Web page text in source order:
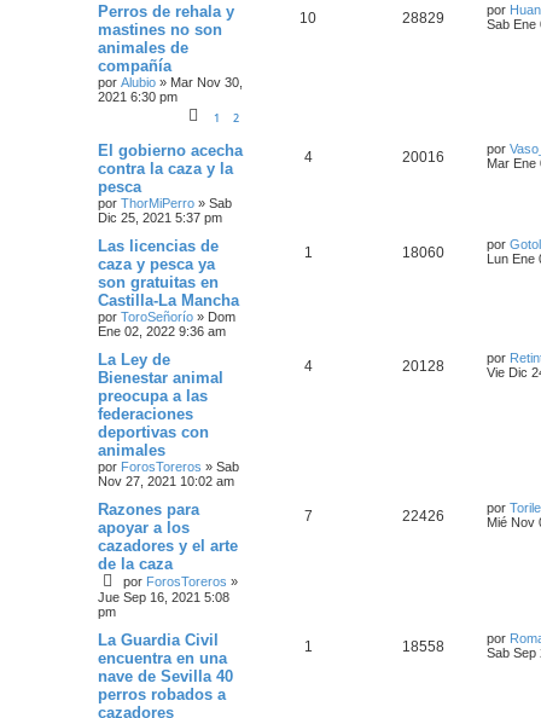
Perros de rehala y
mastines no son
animales de
compañía
por Alubio » Mar Nov 30,
2021 6:30 pm
1 2
10 28829 por
Sab Ene
El gobierno acecha
contra la caza y la
pesca
por ThorMiPerro » Sab
Dic 25, 2021 5:37 pm
4 20016 por
Mar Ene
Las licencias de
caza y pesca ya
son gratuitas en
Castilla-La Mancha
por ToroSeñorío » Dom
Ene 02, 2022 9:36 am
1 18060 por
Lun Ene
La Ley de
Bienestar animal
preocupa a las
federaciones
deportivas con
animales
por ForosToreros » Sab
Nov 27, 2021 10:02 am
4 20128 por
Vie Dic
Razones para
apoyar a los
cazadores y el arte
de la caza
por ForosToreros »
Jue Sep 16, 2021 5:08
pm
7 22426 por
Mié Nov
La Guardia Civil
encuentra en una
nave de Sevilla 40
perros robados a
cazadores
1 18558 por
Sab Sep